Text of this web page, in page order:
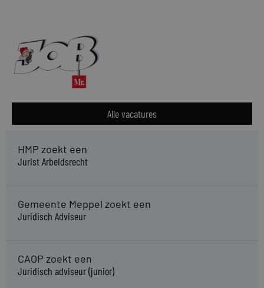
Alle vacatures
HMP zoekt een
Jurist Arbeidsrecht
Gemeente Meppel zoekt een
Juridisch Adviseur
CAOP zoekt een
Juridisch adviseur (junior)